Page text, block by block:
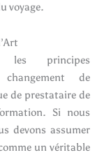
voyage.
les principes
de
de prestataire de
Si nous
devons assumer
un véritable